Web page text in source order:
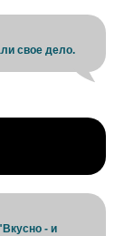
свое дело.
- и